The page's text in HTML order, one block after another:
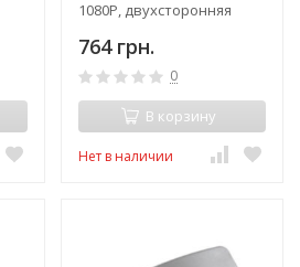
1080P, двухсторонняя
встроенный аккумулятор,
магнитное крепление
764 грн.
0
В корзину
Нет в наличии